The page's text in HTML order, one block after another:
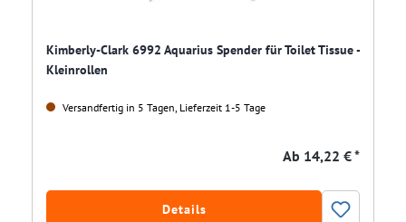
Kimberly-Clark 6992 Aquarius Spender für Toilet Tissue -
Kleinrollen
Versandfertig in 5 Tagen, Lieferzeit 1-5 Tage
Ab 14,22 € *
Details